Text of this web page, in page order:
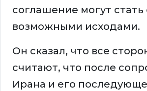
соглашение могут стать
возможными исходами.
Он сказал, что все
считают, что после
Ирана и его